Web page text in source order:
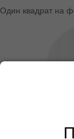
Один квадрат на